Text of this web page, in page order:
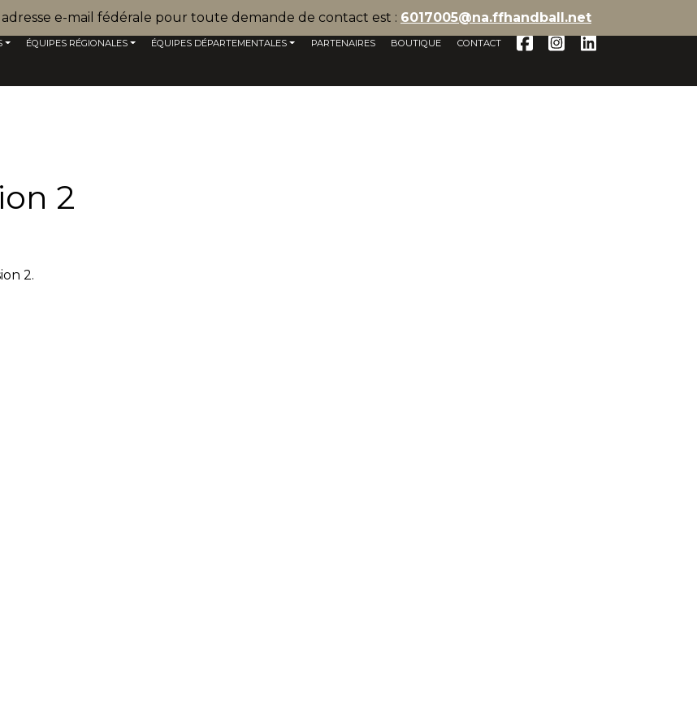
e-mail fédérale pour toute demande de contact est : 6017005@na.ffhandball.net
ÉQUIPES RÉGIONALES ÉQUIPES DÉPARTEMENTALES PARTENAIRES BOUTIQUE CONTACT
2
2.